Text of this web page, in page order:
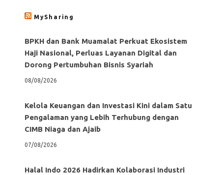
MySharing
BPKH dan Bank Muamalat Perkuat Ekosistem
Haji Nasional, Perluas Layanan Digital dan
Dorong Pertumbuhan Bisnis Syariah
08/08/2026
Kelola Keuangan dan Investasi Kini dalam Satu
Pengalaman yang Lebih Terhubung dengan
CIMB Niaga dan Ajaib
07/08/2026
Halal Indo 2026 Hadirkan Kolaborasi Industri